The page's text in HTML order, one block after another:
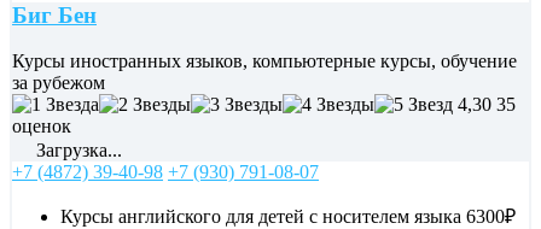
Биг Бен
Курсы иностранных языков, компьютерные курсы, обучение
за рубежом
4,30 35
оценок
Загрузка...
+7 (4872) 39-40-98 +7 (930) 791-08-07
Курсы английского для детей с носителем языка 6300₽